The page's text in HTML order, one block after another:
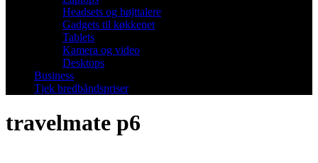
Headsets og højttalere
Gadgets til køkkenet
Tablets
Kamera og video
Desktops
Business
Tjek bredbåndspriser
travelmate p6